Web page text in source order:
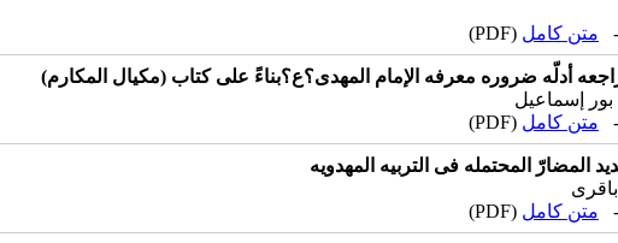
- متن کامل (PDF)
أدلّه ضروره معرفه الإمام المهدی؟ع؟بناءً علی کتاب (مکیال المکارم)
إسماعیل
- متن کامل (PDF)
المضارّ المحتمله فی التربیه المهدویه
- متن کامل (PDF)